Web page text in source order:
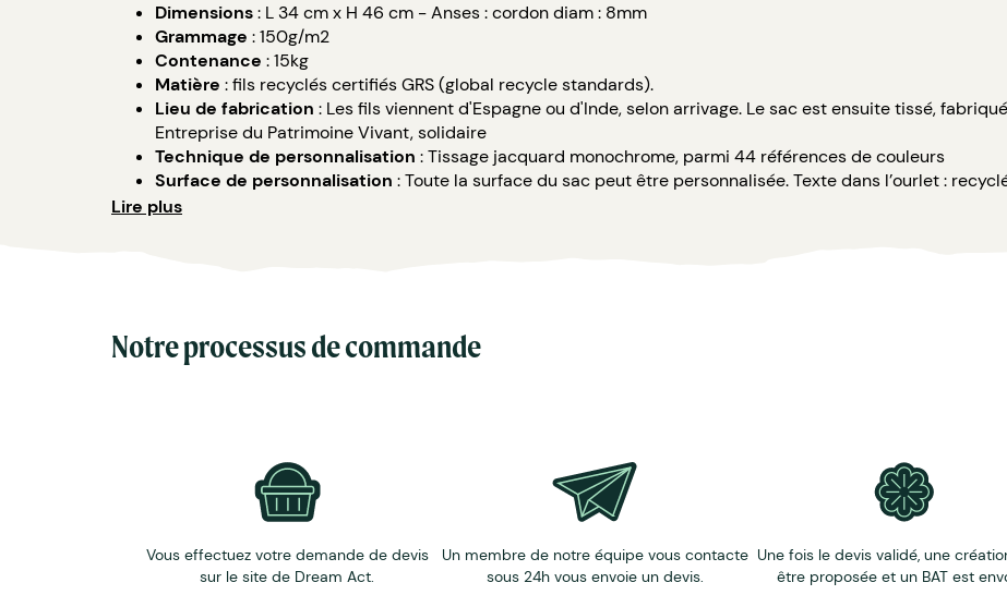
Dimensions: L 34 cm x H 46 cm - Anses : cordon diam : 8mm
Grammage : 150g/m2
Contenance : 15kg
Matière : fils recyclés certifiés GRS (global recycle standards).
Lieu de fabrication : Les fils viennent d'Espagne ou d'Inde, selon arrivage. Le sac est ensuite tissé,
Entreprise du Patrimoine Vivant, solidaire
Technique de personnalisation : Tissage jacquard monochrome, parmi 44 références de couleurs
Surface de personnalisation : Toute la surface du sac peut être personnalisée. Texte dans l’ourlet :
Il se peut que la quantité fabriquée varie de +/- 5% par rapport à la commande initiale (en raison des
Lire plus
Notre processus de commande
Vous effectuez votre demande de devis
sur le site de Dream Act.
Un membre de notre équipe vous contacte
sous 24h vous envoie un devis.
Une fois le devis validé, une
être proposée et un BAT est